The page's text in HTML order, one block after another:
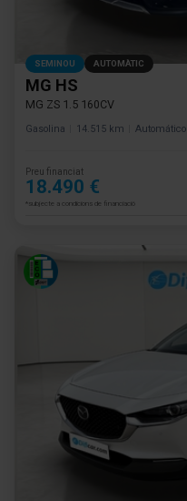
SEMINOU AUTOMÀTIC
MG HS
MG ZS 1.5 160CV
Gasolina 14.515 km Automático
Preu financiat
18.490 €
*subjecte a condicions de financiació